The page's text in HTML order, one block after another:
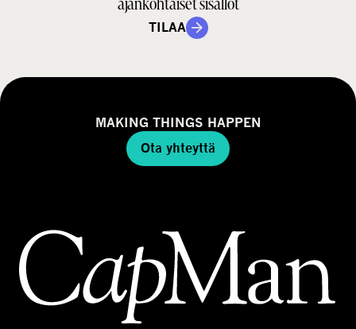
TILAA
MAKING THINGS HAPPEN
Ota yhteyttä